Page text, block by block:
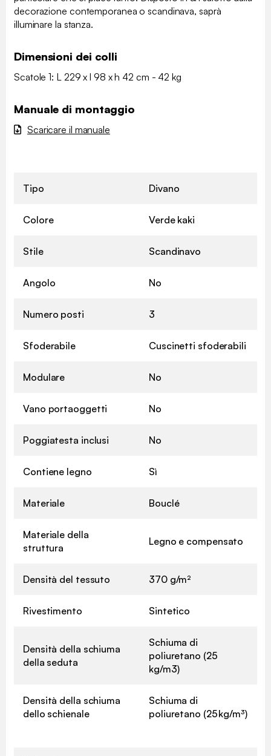
decorazione contemporanea o scandinava, saprà
illuminare la stanza.
Dimensioni dei colli
Scatole 1: L 229 x l 98 x h 42 cm - 42 kg
Manuale di montaggio
Scaricare il manuale
Tipo Divano
Colore Verde kaki
Stile Scandinavo
Angolo No
Numero posti 3
Sfoderabile Cuscinetti sfoderabili
Modulare No
Vano portaoggetti No
Poggiatesta inclusi No
Contiene legno Sì
Materiale Bouclé
Materiale della
struttura
Legno e compensato
Densità del tessuto 370 g/m²
Rivestimento Sintetico
Densità della schiuma
della seduta
Schiuma di
poliuretano (25
kg/m3)
Densità della schiuma
dello schienale
Schiuma di
poliuretano (25 kg/m³)